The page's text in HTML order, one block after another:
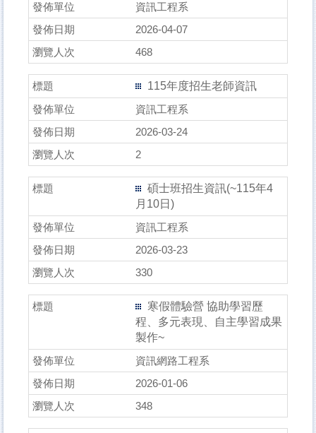
資訊工程系
2026-04-07
468
115年度招生老師資訊
資訊工程系
2026-03-24
2
碩士班招生資訊(~115年4
月10日)
資訊工程系
2026-03-23
330
寒假體驗營 協助學習歷
程、多元表現、自主學習成果
製作~
資訊網路工程系
2026-01-06
348